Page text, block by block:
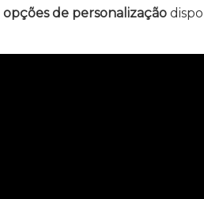
opções de personalização